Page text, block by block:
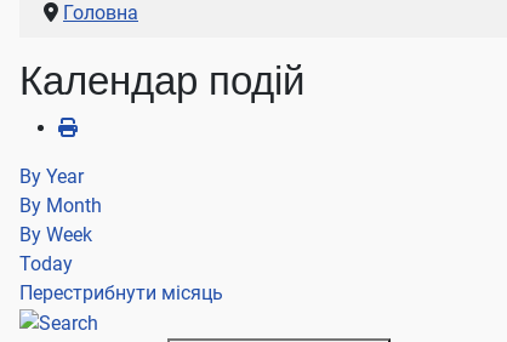
Головна
Календар подій
By Year
By Month
By Week
Today
Перестрибнути місяць